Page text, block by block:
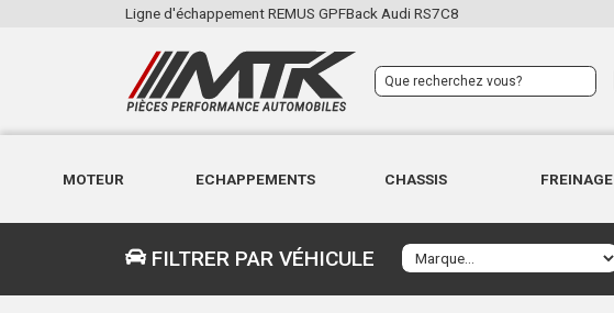
Ligne d'échappement REMUS GPFBack Audi RS7C8
MOTEUR ECHAPPEMENTS CHASSIS FREINAGE
FILTRER PAR VÉHICULE